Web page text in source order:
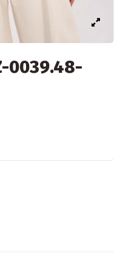
0039.48-